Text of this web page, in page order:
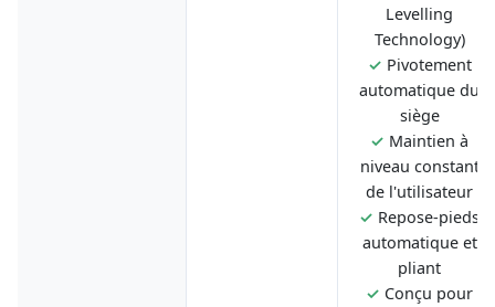
Levelling
Technology)
✓ Pivotement
automatique du
siège
✓ Maintien à
niveau constant
de l'utilisateur
✓ Repose-pieds
automatique et
pliant
✓ Conçu pour